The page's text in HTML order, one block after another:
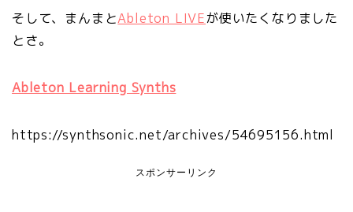
そして、まんまとAbleton LIVEが使いたくなりました
とさ。
Ableton Learning Synths
https://synthsonic.net/archives/54695156.html
スポンサーリンク